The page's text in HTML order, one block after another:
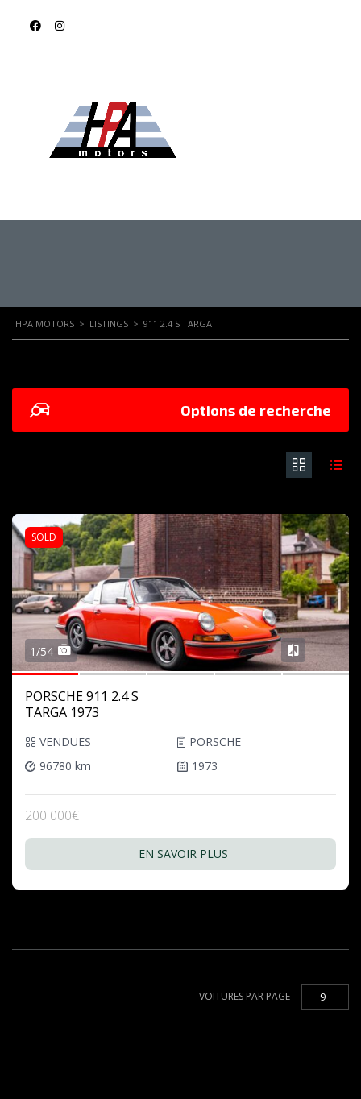
911 2.4 S TARGA
HPA MOTORS > LISTINGS > 911 2.4 S TARGA
Options de recherche
SOLD
1/54
PORSCHE 911 2.4 S
TARGA 1973
VENDUES
PORSCHE
96780 km
1973
200 000€
EN SAVOIR PLUS
VOITURES PAR PAGE 9